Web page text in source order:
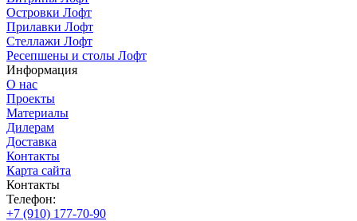
Островки Лофт
Прилавки Лофт
Стеллажи Лофт
Ресепшены и столы Лофт
Информация
О нас
Проекты
Материалы
Дилерам
Доставка
Контакты
Карта сайта
Контакты
Телефон:
+7 (910) 177-70-90